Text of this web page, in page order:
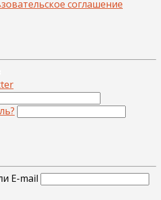
соглашение
E-mail